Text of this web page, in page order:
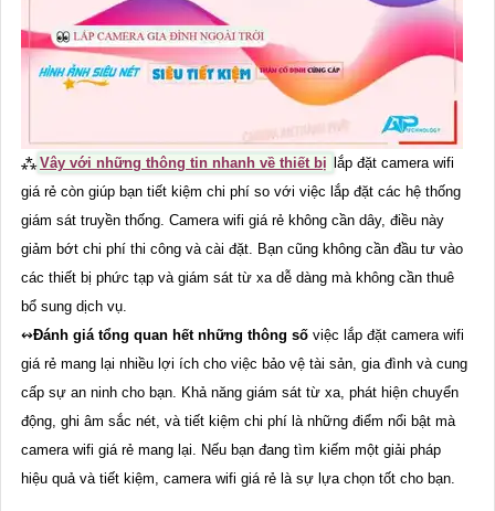
⁂Vây với những thông tin nhanh về thiết bị lắp đặt camera wifi
giá rẻ còn giúp bạn tiết kiệm chi phí so với việc lắp đặt các hệ thống
giám sát truyền thống. Camera wifi giá rẻ không cần dây, điều này
giảm bớt chi phí thi công và cài đặt. Bạn cũng không cần đầu tư vào
các thiết bị phức tạp và giám sát từ xa dễ dàng mà không cần thuê
bổ sung dịch vụ.
↭Đánh giá tổng quan hết những thông số việc lắp đặt camera wifi
giá rẻ mang lại nhiều lợi ích cho việc bảo vệ tài sản, gia đình và cung
cấp sự an ninh cho bạn. Khả năng giám sát từ xa, phát hiện chuyển
động, ghi âm sắc nét, và tiết kiệm chi phí là những điểm nổi bật mà
camera wifi giá rẻ mang lại. Nếu bạn đang tìm kiếm một giải pháp
hiệu quả và tiết kiệm, camera wifi giá rẻ là sự lựa chọn tốt cho bạn.